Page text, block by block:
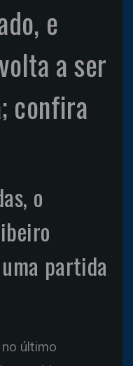
e
a ser
confira
o
partida
último